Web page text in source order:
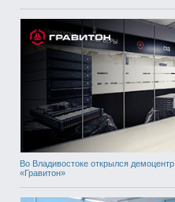
Во Владивостоке открылся демоцентр
«Гравитон»